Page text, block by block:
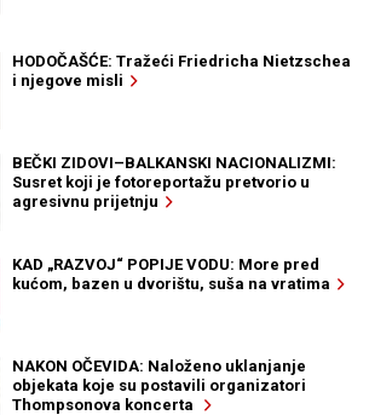
HODOČAŠĆE: Tražeći Friedricha Nietzschea
i njegove misli
BEČKI ZIDOVI–BALKANSKI NACIONALIZMI:
Susret koji je fotoreportažu pretvorio u
agresivnu prijetnju
KAD „RAZVOJ“ POPIJE VODU: More pred
kućom, bazen u dvorištu, suša na vratima
NAKON OČEVIDA: Naloženo uklanjanje
objekata koje su postavili organizatori
Thompsonova koncerta